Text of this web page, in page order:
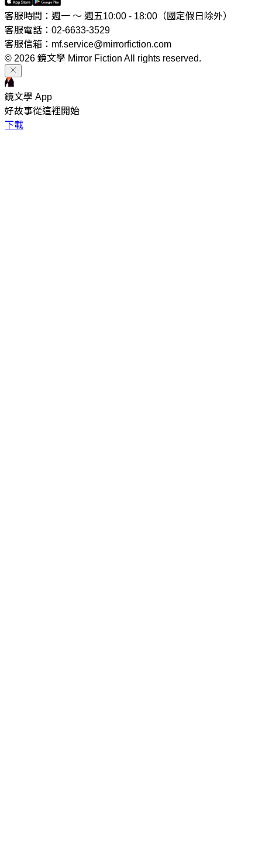
客服時間：週一 ～ 週五10:00 - 18:00（國定假日除外）
客服電話：02-6633-3529
客服信箱：mf.service@mirrorfiction.com
© 2026 鏡文學 Mirror Fiction All rights reserved.
鏡文學 App
好故事從這裡開始
下載